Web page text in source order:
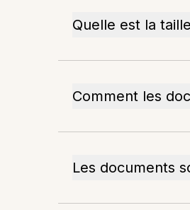
Quelle est la
Comment les
Les documents